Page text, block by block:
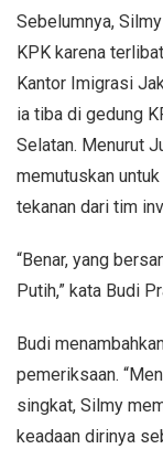
Sebelumnya,
KPK karena
Kantor Imigrasi
ia tiba di gedung
Selatan. Menurut
memutuskan
tekanan dari tim
“Benar, yang
Putih,” kata Budi
Budi
pemeriksaan.
singkat, Silmy
keadaan dirinya